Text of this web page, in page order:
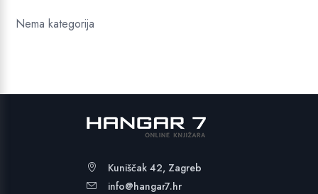
Nema kategorija
Kuniščak 42, Zagreb
info@hangar7.hr